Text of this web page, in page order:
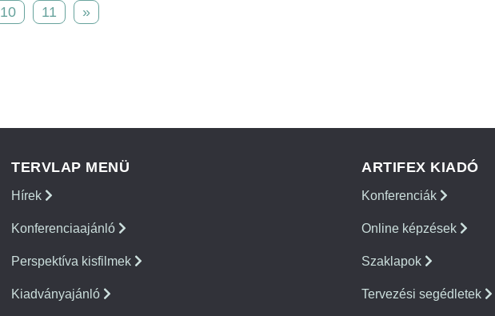
10 11 »
TERVLAP MENÜ
Hírek
Konferenciaajánló
Perspektíva kisfilmek
Kiadványajánló
ARTIFEX KIADÓ
Konferenciák
Online képzések
Szaklapok
Tervezési segédletek